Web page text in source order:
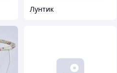
Лунтик